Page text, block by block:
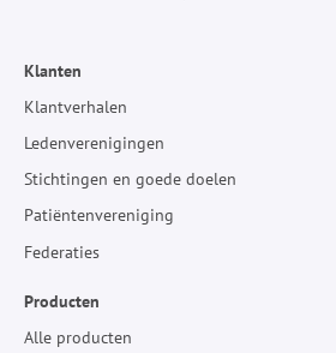
Klanten
Klantverhalen
Ledenverenigingen
Stichtingen en goede doelen
Patiëntenvereniging
Federaties
Producten
Alle producten